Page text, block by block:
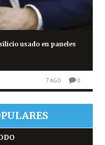
usado en paneles
7 AGO 0